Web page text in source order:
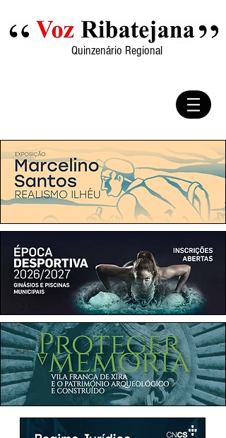
Quinzenário Regional